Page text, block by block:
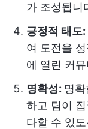
가 조성됩니
긍정적 태도:
여 도전을
에 열린 커
명확성: 명
하고 팀이
다할 수 있